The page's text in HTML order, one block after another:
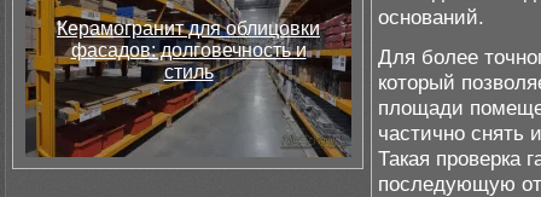
Керамогранит для облицовки
фасадов: долговечность и
стиль
оснований.
Для более
который
площади
частично снять
Такая проверка
последующую